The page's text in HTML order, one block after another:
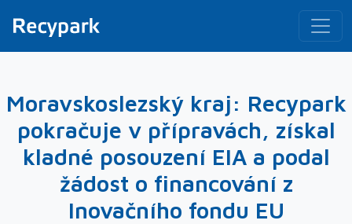
Moravskoslezský kraj: Recypark
pokračuje v přípravách, získal
kladné posouzení EIA a podal
žádost o financování z
Inovačního fondu EU